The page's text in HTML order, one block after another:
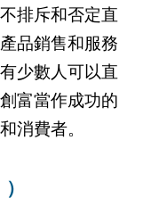
排斥和否定直
品銷售和服務
少數人可以直
富當作成功的
消費者。